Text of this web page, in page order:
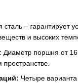
– гарантирует
и высоких
Диаметр поршня от
Четыре